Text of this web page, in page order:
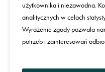
użytkownika i niezawodna.
analitycznych w celach
Wyrażenie zgody pozwala
potrzeb i zainteresowań